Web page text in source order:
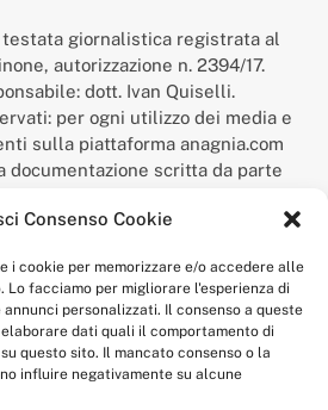
Consenso Cookie
i cookie per memorizzare e/o accedere alle
Lo facciamo per migliorare l'esperienza di
personalizzati. Il consenso a queste
dati quali il comportamento di
questo sito. Il mancato consenso o la
influire negativamente su alcune
testata giornalistica registrata al
autorizzazione n. 2394/17.
dott. Ivan Quiselli.
per ogni utilizzo dei media e
sulla piattaforma anagnia.com
documentazione scritta da parte
registrato presso l’Ufficio Italiano
Economico,
del 9 febbraio 2017.
redazione@anagnia.com